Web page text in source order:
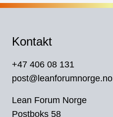
Kontakt
+47 406 08 131
post@leanforumnorge.no
Lean Forum Norge
Postboks 58